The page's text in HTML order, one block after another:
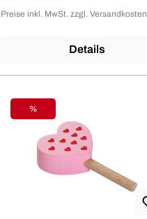
Preise inkl. MwSt. zzgl. Versandkosten
Details
Rabatt
%